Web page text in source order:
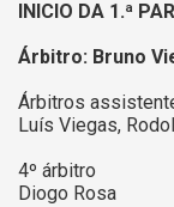
INICIO DA 1.ª
Árbitro: Bruno
Árbitros
Luís Viegas,
4º árbitro
Diogo Rosa